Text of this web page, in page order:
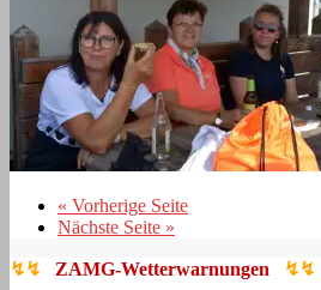
« Vorherige Seite
Nächste Seite »
↯↯ ZAMG-Wetterwarnungen ↯↯